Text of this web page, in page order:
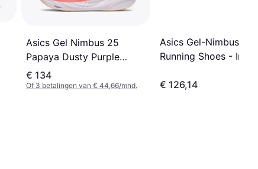
Asics Gel Nimbus 25
Papaya Dusty Purple
Sneakers - Oranje
€ 134
Of 3 betalingen van € 44,66/mnd.
Asics Gel-Nimbus 27
Running Shoes -
€ 126,14